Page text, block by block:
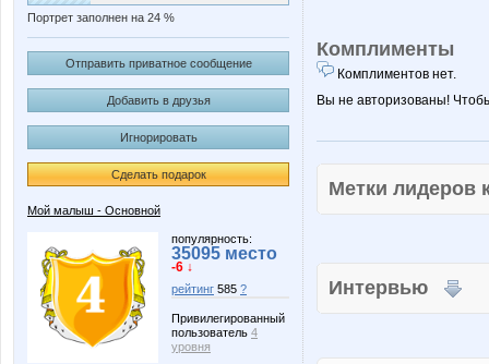
Портрет заполнен на 24 %
Отправить приватное сообщение
Добавить в друзья
Игнорировать
Сделать подарок
Мой малыш - Основной
популярность:
35095 место
-6 ↓
рейтинг 585 ?
Привилегированный
пользователь 4
уровня
Комплименты
Комплиментов нет.
Вы не авторизованы!
Метки
Интервью